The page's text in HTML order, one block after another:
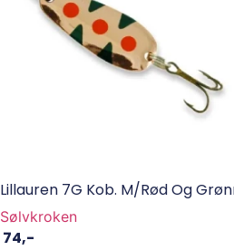
Lillauren 7G Kob. M/Rød Og
Sølvkroken
74,-